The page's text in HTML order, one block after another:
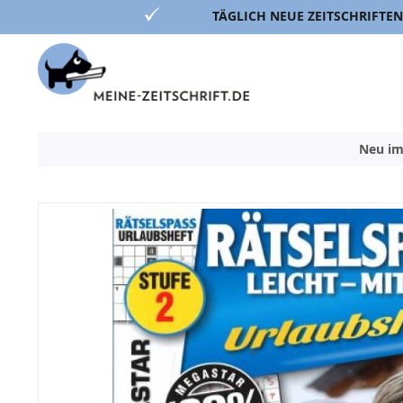
TÄGLICH NEUE ZEITSCHRIFTEN
Inhalt
Neu
Bildergalerie